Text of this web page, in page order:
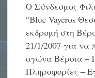
Ο Σύνδεσμος
“Blue Vayeros
εκδρομή στη
21/1/2007 για να
αγώνα Βέροια
Πληροφορίες –